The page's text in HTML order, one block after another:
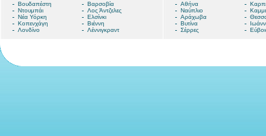
Βουδαπέστη
Βαρσοβία
Ντουμπάι
Λος Άντζελες
Νέα Υόρκη
Ελσίνκι
Κοπενχάγη
Βιέννη
Λονδίνο
Λέννιγκραντ
Αθήνα
Ναύπλιο
Αράχωβα
Βυτίνα
Σέρρες